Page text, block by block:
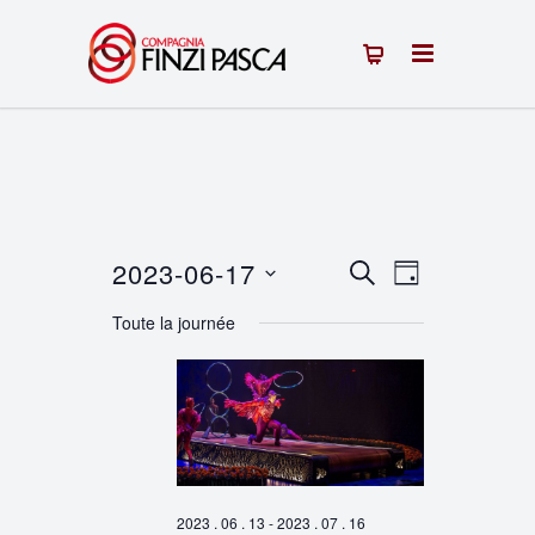
Recherche
et
navigation
vues
Évènements
RECHERCHE
Navigation
de
vues
JOUR
2023-06-17
une
Toute la journée
2023 . 06 . 13 -2023 . 07 . 16